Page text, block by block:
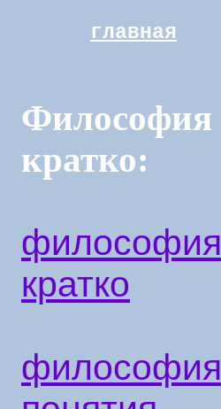
главная
Философия
кратко:
философия
кратко
философия